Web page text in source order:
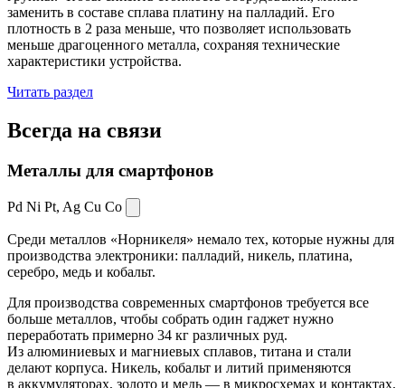
заменить в составе сплава платину на палладий. Его
плотность в 2 раза меньше, что позволяет использовать
меньше драгоценного металла, сохраняя технические
характеристики устройства.
Читать раздел
Всегда на связи
Металлы для смартфонов
Pd Ni Pt, Ag Cu Co
Среди металлов «Норникеля» немало тех, которые нужны для
производства электроники: палладий, никель, платина,
серебро, медь и кобальт.
Для производства современных смартфонов требуется все
больше металлов, чтобы собрать один гаджет нужно
переработать примерно 34 кг различных руд.
Из алюминиевых и магниевых сплавов, титана и стали
делают корпуса. Никель, кобальт и литий применяются
в аккумуляторах, золото и медь — в микросхемах и контактах.